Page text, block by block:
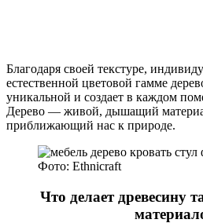
Благодаря своей текстуре,
естественной цветовой гамме
уникальной и создает в каждом
Дерево — живой, дышащий
приближающий нас к природе.
Фото: Ethnicraft
Что делает древесину